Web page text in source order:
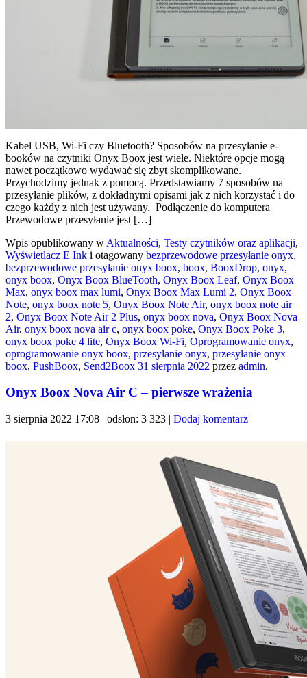
Kabel USB, Wi-Fi czy Bluetooth? Sposobów na przesyłanie e-
booków na czytniki Onyx Boox jest wiele. Niektóre opcje mogą
nawet początkowo wydawać się zbyt skomplikowane.
Przychodzimy jednak z pomocą. Przedstawiamy 7 sposobów na
przesyłanie plików, z dokładnymi opisami jak z nich korzystać i do
czego każdy z nich jest używany. Podłączenie do komputera
Przewodowe przesyłanie jest […]
Wpis opublikowany w Aktualności, Testy czytników oraz aplikacji,
Wyświetlacz E Ink i otagowany bezprzewodowe przesyłanie onyx,
bezprzewodowe przesyłanie onyx boox, boox, BooxDrop, onyx,
onyx boox, Onyx Boox BlueTooth, Onyx Boox Leaf, Onyx Boox
Max, onyx boox max lumi, Onyx Boox Max Lumi 2, Onyx Boox
Note, onyx boox note 5, Onyx Boox Note Air, onyx boox note air
2, Onyx Boox Note Air 2 Plus, onyx boox nova, Onyx Boox Nova
Air, onyx boox nova air c, onyx boox poke, Onyx Boox Poke 3,
onyx boox poke 4 lite, Onyx Boox Wi-Fi, Oprogramowanie onyx,
oprogramowanie onyx boox, przesyłanie onyx, przesyłanie onyx
boox, PushBoox, Send2Boox 31 sierpnia 2022 przez admin.
Onyx Boox Nova Air C – pierwsze wrażenia
3 sierpnia 2022 17:08 | odsłon: 3 323 | Dodaj komentarz